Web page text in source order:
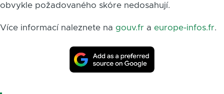
obvykle požadovaného skóre nedosahují.
Více informací naleznete na gouv.fr a europe-infos.fr.